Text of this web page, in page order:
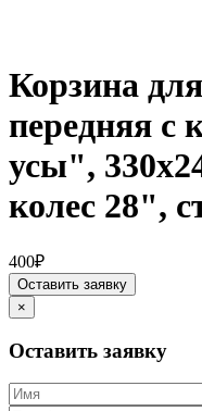
Корзина
передняя с
усы",
колес 28",
400₽
Оставить заявку
×
Оставить заявку